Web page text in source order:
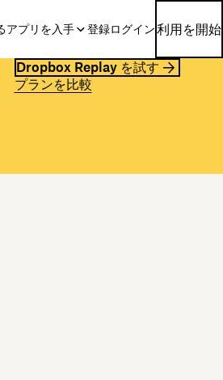
アプリを入手 登録ログイン利用を開始
Dropbox Replay を試す
プランを比較